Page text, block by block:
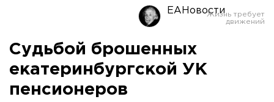
ЕАНовости
Судьбой брошенных
екатеринбургской УК
пенсионеров